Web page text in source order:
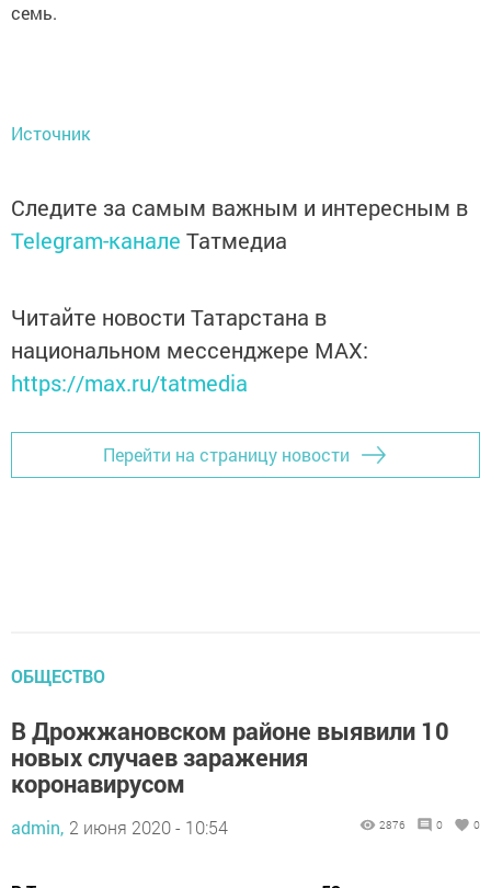
семь.
Источник
Следите за самым важным и интересным в
Telegram-канале Татмедиа
Читайте новости Татарстана в
национальном мессенджере MАХ:
https://max.ru/tatmedia
Перейти на страницу новости
ОБЩЕСТВО
В Дрожжановском районе выявили 10
новых случаев заражения
коронавирусом
admin, 2 июня 2020 - 10:54 2876 0 0